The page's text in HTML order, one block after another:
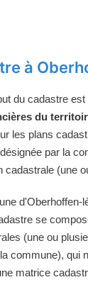
à
du cadastre est
du
les plans
par la
cadastrale (une
d'Oberhoffen-
se
(une ou
commune), qui
matrice